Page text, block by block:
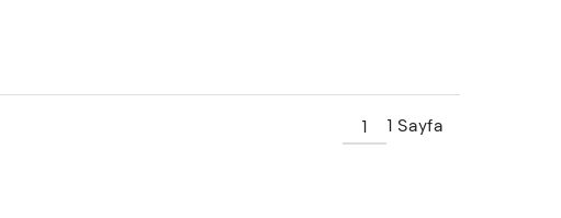
1 Sayfa